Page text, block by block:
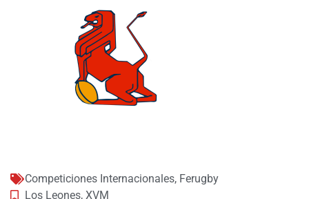
Competiciones Internacionales, Ferugby
Los Leones, XVM